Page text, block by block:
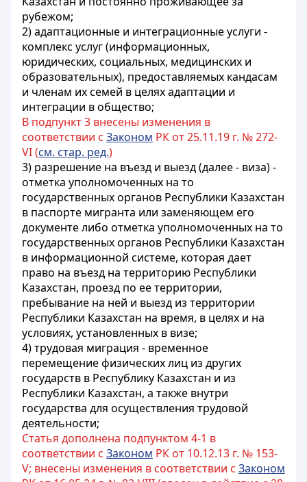
рубежом;
2) адаптационные и интеграционные услуги -
комплекс услуг (информационных,
юридических, социальных, медицинских и
образовательных), предоставляемых кандасам
и членам их семей в целях адаптации и
интеграции в общество;
В подпункт 3 внесены изменения в
соответствии с Законом РК от 25.11.19 г. № 272-
VI (см. стар. ред.)
3) разрешение на въезд и выезд (далее - виза) -
отметка уполномоченных на то
государственных органов Республики Казахстан
в паспорте мигранта или заменяющем его
документе либо отметка уполномоченных на то
государственных органов Республики Казахстан
в информационной системе, которая дает
право на въезд на территорию Республики
Казахстан, проезд по ее территории,
пребывание на ней и выезд из территории
Республики Казахстан на время, в целях и на
условиях, установленных в визе;
4) трудовая миграция - временное
перемещение физических лиц из других
государств в Республику Казахстан и из
Республики Казахстан, а также внутри
государства для осуществления трудовой
деятельности;
Статья дополнена подпунктом 4-1 в
соответствии с Законом РК от 10.12.13 г. № 153-
V; внесены изменения в соответствии с Законом